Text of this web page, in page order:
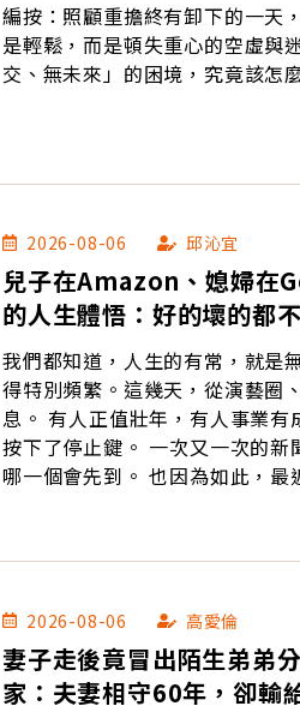
編按：照顧重擔終有卸下的一天
是輕鬆，而是頓失重心的空虛與
交、無未來」的困境，究竟該怎
2026-08-06 邱沁宜
兒子在Amazon、媳婦
的人生體悟：好的壞的都
我們都知道，人生的有常，就是
得特別頻繁。這幾天，從演藝圈
息。 有人正值壯年，有人事業有成，有人還有許多夢想沒有完成，生命卻突然
按下了停止鍵。 一次又一次的新聞，提醒著我們：沒有人知道，明天和意外，
哪一個會先到。 也因為如此，最近我常在想：如果人生充滿無常，我們到底該
2026-08-06 高愛倫
妻子走後竟冒出陌生弟弟
家：夫妻相守60年，卻輸